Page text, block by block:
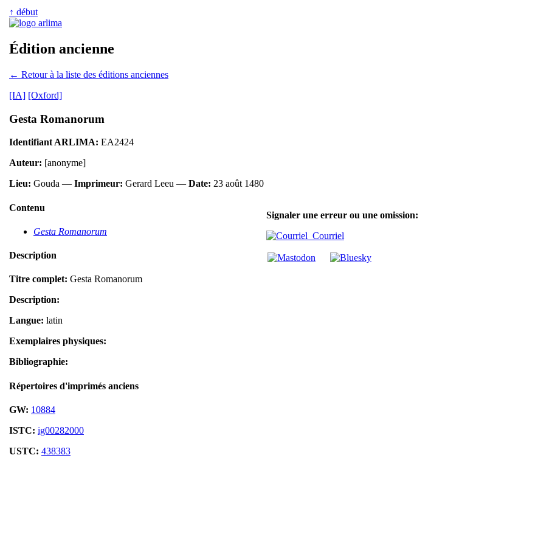
↑ début
Édition ancienne
← Retour à la liste des éditions anciennes
[IA] [Oxford]
Gesta Romanorum
Identifiant ARLIMA: EA2424
Auteur: [anonyme]
Lieu: Gouda — Imprimeur: Gerard Leeu — Date: 23 août 1480
Contenu
Gesta Romanorum
Description
Titre complet: Gesta Romanorum
Description:
Langue: latin
Exemplaires physiques:
Bibliographie:
Répertoires d'imprimés anciens
GW: 10884
ISTC: ig00282000
USTC: 438383
Signaler une erreur ou une omission:
Courriel